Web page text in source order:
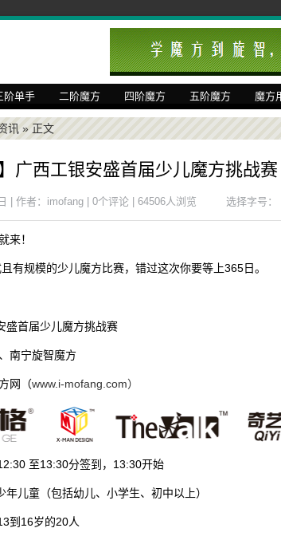
阶单手 二阶魔方 四阶魔方 五阶魔方 魔方
讯 » 正文
】广西工银安盛首届少儿魔方挑战赛
选择字号：
| 作者：imofang | 0个评论 | 64506人浏览
来！
有规模的少儿魔方比赛，错过这次你要等上365日。
盛首届少儿魔方挑战赛
南宁旋智魔方
网（www.i-mofang.com）
至13:30分签到，13:30开始
儿童（包括幼儿、小学生、初中以上）
到16岁的20人